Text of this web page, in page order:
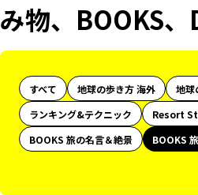
み物、BOOKS
すべて 地球の歩き方 海外 地球
ランキング&テクニック
Resort
BOOKS 旅の名言＆絶景
BOOKS